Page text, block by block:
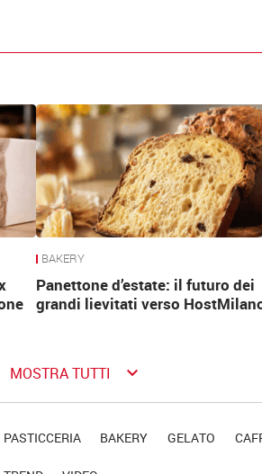
BAKERY
Panettone d’estate: il futuro dei
grandi lievitati verso
MOSTRA TUTTI keyboard_arrow_down
PASTICCERIA BAKERY GELATO